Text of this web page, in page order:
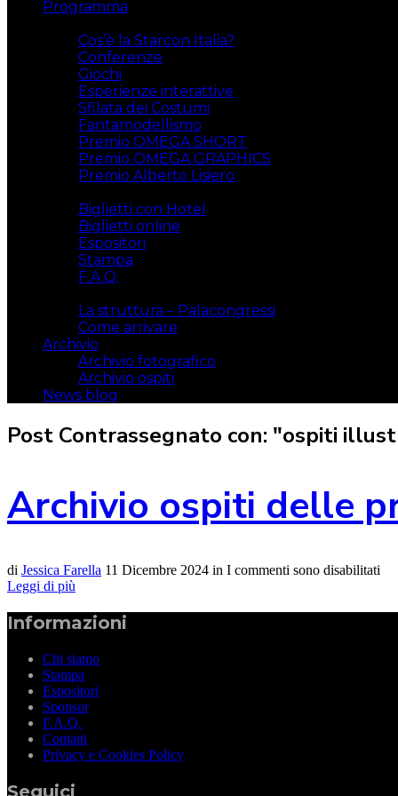
Programma
Cos’è la Starcon Italia?
Conferenze
Giochi
Esperienze interattive
Sfilata dei Costumi
Fantamodellismo
Premio OMEGA SHORT
Premio OMEGA GRAPHICS
Premio Alberto Lisiero
Biglietti con Hotel
Biglietti online
Espositori
Stampa
F.A.Q.
La struttura – Palacongressi
Come arrivare
Archivio
Archivio fotografico
Archivio ospiti
News blog
Post Contrassegnato con: "ospiti
Archivio ospiti delle
di Jessica Farella 11 Dicembre 2024 in I commenti sono disabilitati
Leggi di più
Informazioni
Chi siamo
Stampa
Espositori
Sponsor
F.A.Q.
Contatti
Privacy e Cookies Policy
Seguici